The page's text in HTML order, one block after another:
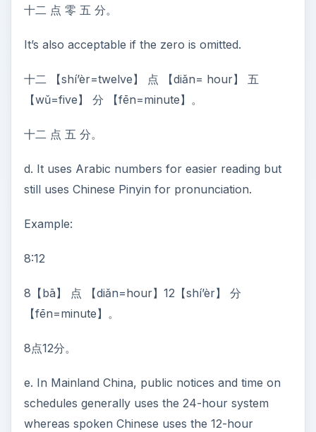
十二 点 零 五 分。
It’s also acceptable if the zero is omitted.
十二 【shí’èr=twelve】 点 【diǎn= hour】 五
【wǔ=five】 分 【fēn=minute】。
十二 点 五 分。
d. It uses Arabic numbers for easier reading but
still uses Chinese Pinyin for pronunciation.
Example:
8:12
8【bā】 点 【diǎn=hour】12【shí’èr】 分
【fēn=minute】。
8点12分。
e. In Mainland China, public notices and time on
schedules generally uses the 24-hour system
whereas spoken Chinese uses the 12-hour